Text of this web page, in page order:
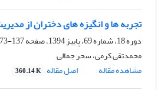
تجربه ها و انگیزه های دختران از
دوره 18، شماره 69، پاییز 1394، صفحه
137-173
محمدتقی کرمی، سحر جمالی
مشاهده مقاله
اصل مقاله 360.14 K